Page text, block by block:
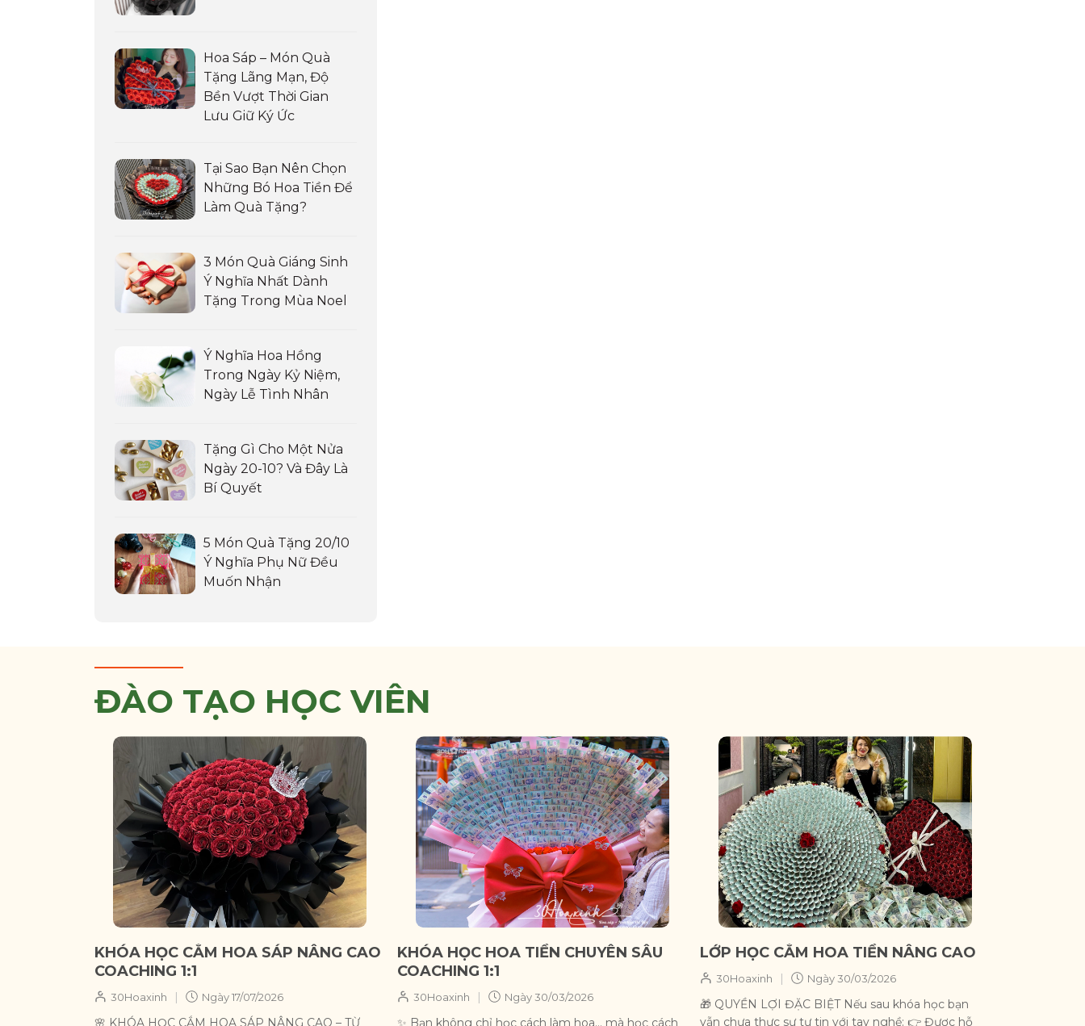
Hoa Sáp – Món Quà
Tặng Lãng Mạn, Độ
Bền Vượt Thời Gian
Lưu Giữ Ký Ức
Tại Sao Bạn Nên Chọn
Những Bó Hoa Tiền Để
Làm Quà Tặng?
3 Món Quà Giáng Sinh
Ý Nghĩa Nhất Dành
Tặng Trong Mùa Noel
Ý Nghĩa Hoa Hồng
Trong Ngày Kỷ Niệm,
Ngày Lễ Tình Nhân
Tặng Gì Cho Một Nửa
Ngày 20-10? Và Đây Là
Bí Quyết
5 Món Quà Tặng 20/10
Ý Nghĩa Phụ Nữ Đều
Muốn Nhận
ĐÀO TẠO HỌC VIÊN
KHÓA HỌC CẮM HOA SÁP NÂNG CAO
COACHING 1:1
30Hoaxinh Ngày17/07/2026
KHÓA HỌC HOA TIỀN CHUYÊN SÂU
COACHING 1:1
30Hoaxinh Ngày30/03/2026
LỚP HỌC CẮM HOA TIỀN NÂNG CAO
30Hoaxinh Ngày30/03/2026
🎁 QUYỀN LỢI ĐẶC BIỆT Nếu sau khóa học bạn
vẫn chưa thực sự tự tin với tay nghề: 👉 Được hỗ